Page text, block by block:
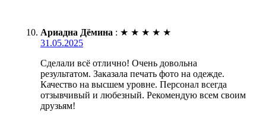
Ариадна Дёмина : ★ ★ ★ ★ ★
31.05.2025
Сделали всё отлично! Очень довольна
результатом. Заказала печать фото на одежде.
Качество на высшем уровне. Персонал всегда
отзывчивый и любезный. Рекомендую всем своим
друзьям!